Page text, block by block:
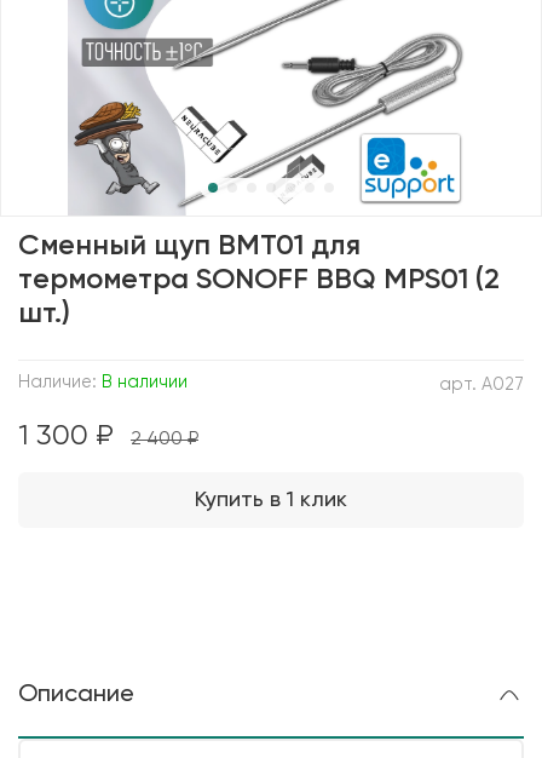
арт. A027
Наличие: В наличии
Сменный щуп BMT01 для
термометра SONOFF BBQ MPS01 (2
шт.)
1 300 ₽ 2 400 ₽
Купить в 1 клик
Описание